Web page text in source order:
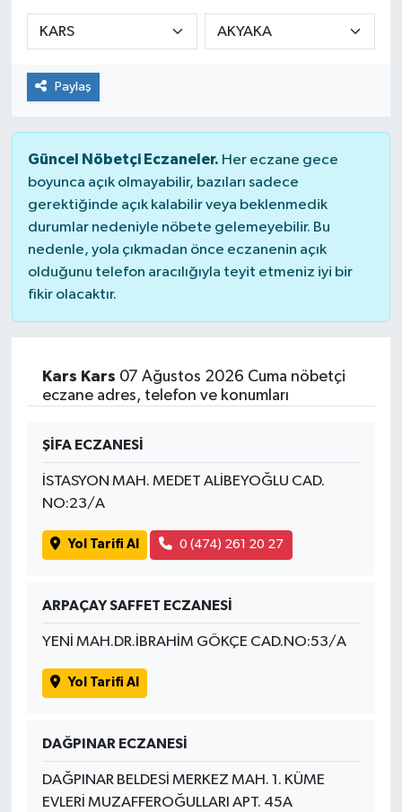
Paylaş
Güncel Nöbetçi Eczaneler. Her eczane gece
boyunca açık olmayabilir, bazıları sadece
gerektiğinde açık kalabilir veya beklenmedik
durumlar nedeniyle nöbete gelemeyebilir. Bu
nedenle, yola çıkmadan önce eczanenin açık
olduğunu telefon aracılığıyla teyit etmeniz iyi bir
fikir olacaktır.
Kars Kars 07 Ağustos 2026 Cuma nöbetçi
eczane adres, telefon ve konumları
ŞİFA ECZANESİ
İSTASYON MAH. MEDET ALİBEYOĞLU CAD.
NO:23/A
Yol Tarifi Al 0 (474) 261 20 27
ARPAÇAY SAFFET ECZANESİ
YENİ MAH.DR.İBRAHİM GÖKÇE CAD.NO:53/A
Yol Tarifi Al
DAĞPINAR ECZANESİ
DAĞPINAR BELDESİ MERKEZ MAH. 1. KÜME
EVLERİ MUZAFFEROĞULLARI APT. 45A
Sağlık
Spor
Yaşam